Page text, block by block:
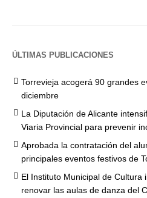
ÚLTIMAS PUBLICACIONES
Torrevieja acogerá 90 grandes
diciembre
La Diputación de Alicante
Viaria Provincial para prevenir
Aprobada la contratación del
principales eventos festivos de
El Instituto Municipal de Cultura
renovar las aulas de danza del